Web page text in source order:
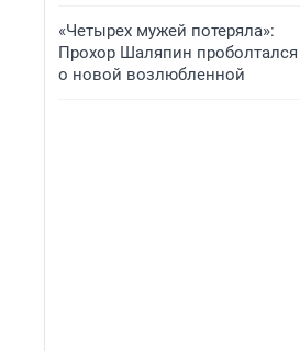
«Четырех мужей потеряла»:
Прохор Шаляпин проболтался
о новой возлюбленной